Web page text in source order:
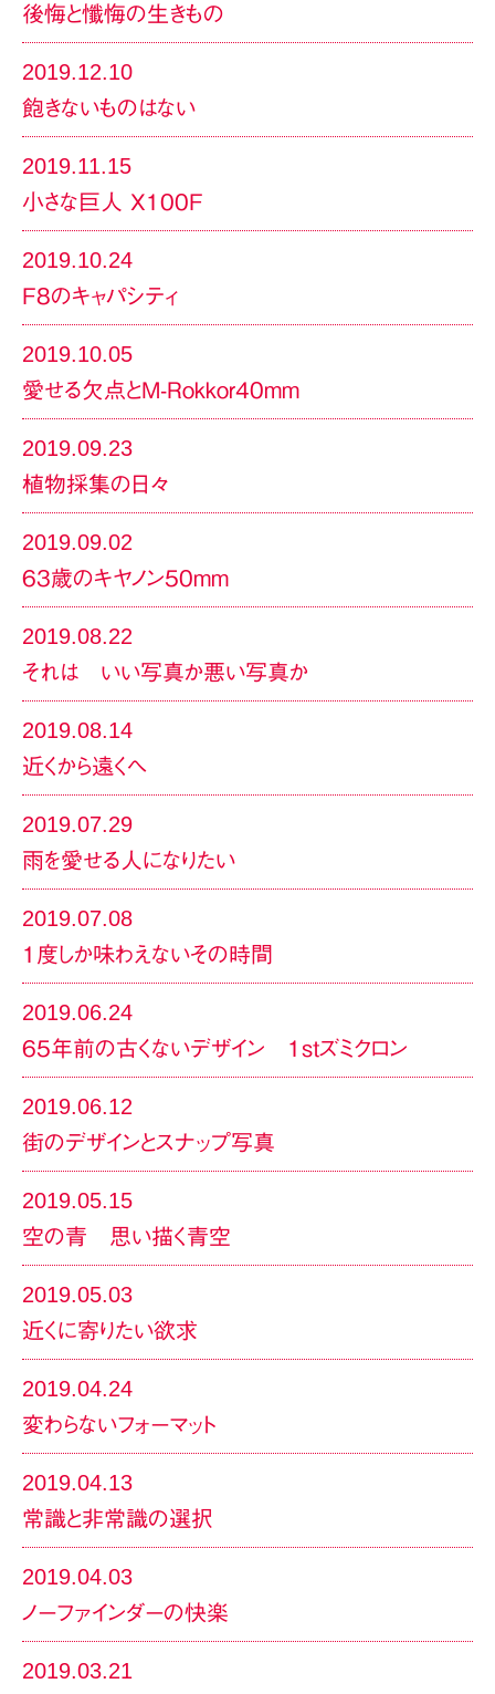
後悔と懺悔の生きもの
2019.12.10
飽きないものはない
2019.11.15
小さな巨人 X100F
2019.10.24
F8のキャパシティ
2019.10.05
愛せる欠点とM-Rokkor40mm
2019.09.23
植物採集の日々
2019.09.02
63歳のキヤノン50mm
2019.08.22
それは いい写真か悪い写真か
2019.08.14
近くから遠くへ
2019.07.29
雨を愛せる人になりたい
2019.07.08
1度しか味わえないその時間
2019.06.24
65年前の古くないデザイン 1stズミクロン
2019.06.12
街のデザインとスナップ写真
2019.05.15
空の青 思い描く青空
2019.05.03
近くに寄りたい欲求
2019.04.24
変わらないフォーマット
2019.04.13
常識と非常識の選択
2019.04.03
ノーファインダーの快楽
2019.03.21